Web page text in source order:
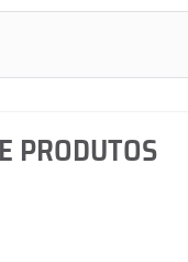
PRODUTOS